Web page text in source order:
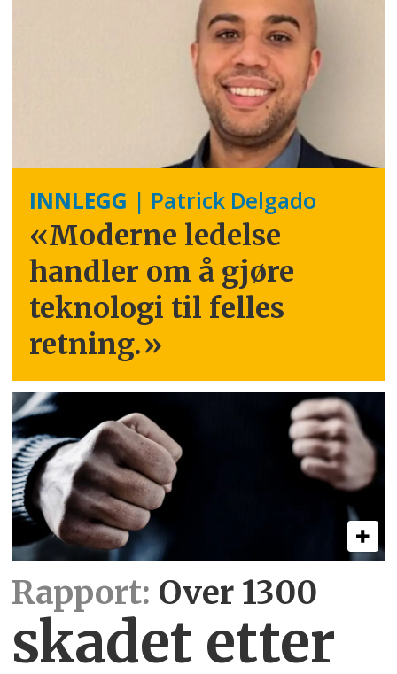
INNLEGG | Patrick Delgado
«Moderne ledelse
handler om å gjøre
teknologi til felles
retning.»
Rapport: Over 1300
skadet etter